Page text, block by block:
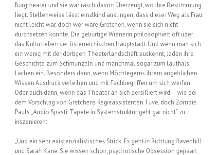
Burgtheater und sie war rasch davon überzeugt, wo ihre Bestimmung
liegt. Stellenweise lässt einzlkind anklingen, dass dieser Weg als Frau
nicht leicht war, doch wer wäre Gretchen, wenn sie sich nicht
durchsetzen könnte. Die gebürtige Wienerin philosophiert oft über
das Kulturleben der österreichischen Hauptstadt. Und wenn man sich
ein wenig mit der dortigen Theaterlandschaft auskennt, laden ihre
Geschichte zum Schmunzeln und manchmal sogar zum lauthals
Lachen ein. Besonders dann, wenn Möchtegerns ihrem angeblichen
Wissen Ausdruck verleihen und mit Fachbegriffen um sich werfen.
Oder auch dann, wenn das Theater an sich persifliert wird – wie bei
dem Vorschlag von Gretchens Regieassistenten Tuve, doch Zombie
Pauls „Audio Spasti: Tapete in Systemstruktur geht gar nicht“ zu
inszenieren:
„Und ein sehr existenzialistisches Stück. Es geht in Richtung Ravenhill
und Sarah Kane, Sie wissen schon, psychotische Obsession gepaart